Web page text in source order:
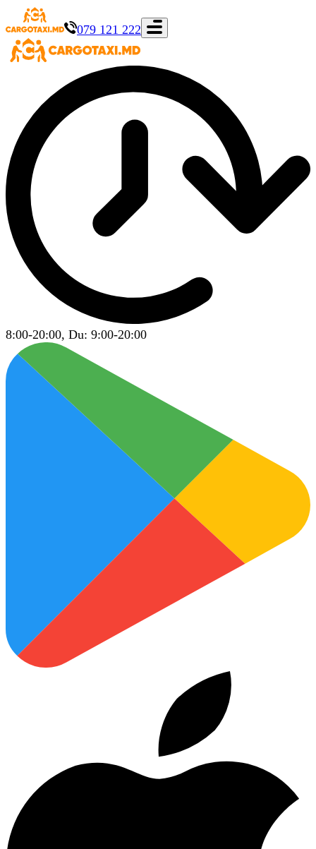
079 121 222
8:00-20:00, Du: 9:00-20:00